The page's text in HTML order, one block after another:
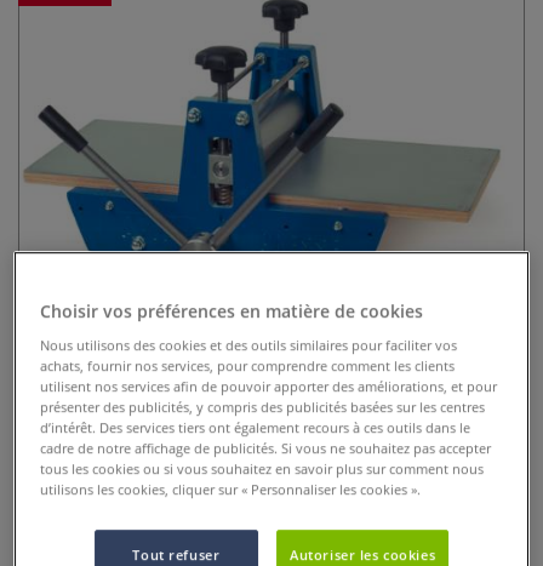
Presse 50 cm Abig
Choisir vos préférences en matière de cookies
Nous utilisons des cookies et des outils similaires pour faciliter vos
achats, fournir nos services, pour comprendre comment les clients
utilisent nos services afin de pouvoir apporter des améliorations, et pour
présenter des publicités, y compris des publicités basées sur les centres
d’intérêt. Des services tiers ont également recours à ces outils dans le
cadre de notre affichage de publicités. Si vous ne souhaitez pas accepter
tous les cookies ou si vous souhaitez en savoir plus sur comment nous
utilisons les cookies, cliquer sur « Personnaliser les cookies ».
Tout refuser Autoriser les cookies